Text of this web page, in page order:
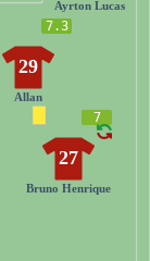
Ayrton Lucas
7.3
29
Allan
7
27
Bruno Henrique